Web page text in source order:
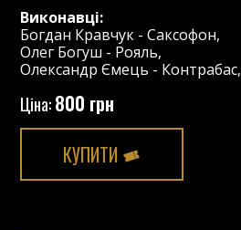
Виконавці:
Богдан Кравчук -Саксофон,
Олег Богуш - Рояль,
Олександр Ємець - Контрабас,
Ціна:800 грн
КУПИТИ